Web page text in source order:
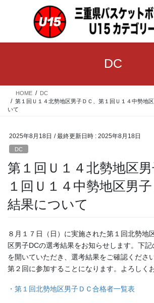
DC
HOME
DC
第１回Ｕ１４北勢地区男子ＤＣ、第１回Ｕ１４中勢地
いて
2025年8月18日 / 最終更新日時 : 2025年8月18日
DC
第１回Ｕ１４北勢地区
１回Ｕ１４中勢地区男
結果について
８月１７日（日）に実施された第１回北勢地
区男子DCの選考結果をお知らせします。下
を開いていただき、選考結果をご確認くださ
第２回に参加することになります。よろしく
・第１回北勢地区男子ＤＣ合格者一覧表